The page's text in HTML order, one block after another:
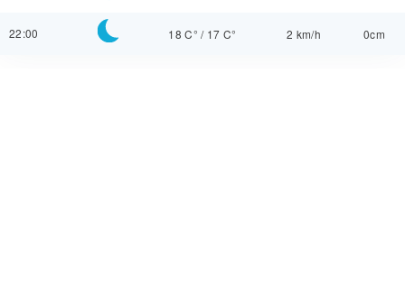
22:00 18 C° / 17 C° 2 km/h 0cm